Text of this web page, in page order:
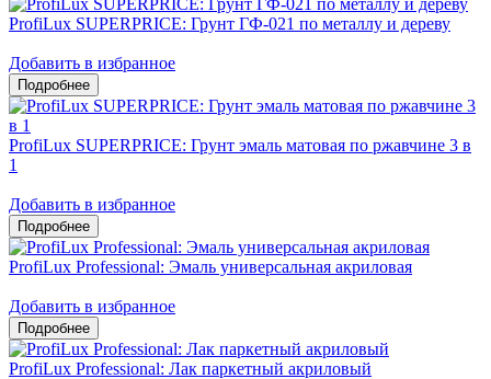
ProfiLux SUPERPRICE: Грунт ГФ-021 по металлу и дереву
Добавить в избранное
ProfiLux SUPERPRICE: Грунт эмаль матовая по ржавчине 3 в
1
Добавить в избранное
ProfiLux Professional: Эмаль универсальная акриловая
Добавить в избранное
ProfiLux Professional: Лак паркетный акриловый